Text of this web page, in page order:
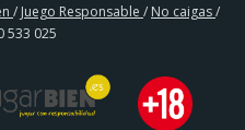
/ Juego Responsable / No caigas/
533 025